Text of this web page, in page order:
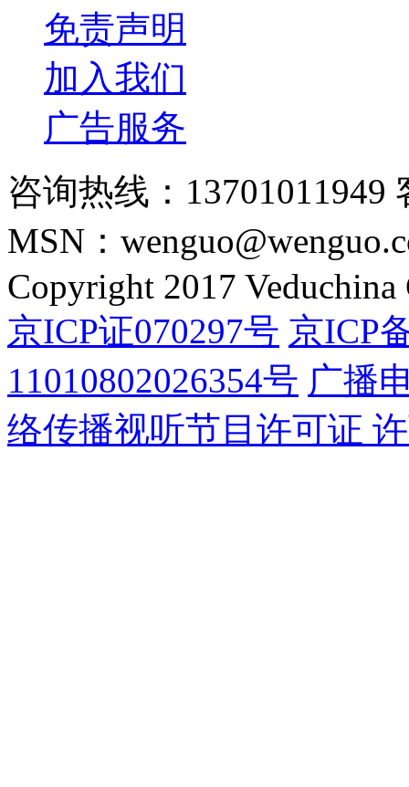
免责声明
加入我们
广告服务
咨询热线：13701011949
MSN：
Copyright 2017
京ICP证070297号 京ICP
11010802026354号 广播
络传播视听节目许可证